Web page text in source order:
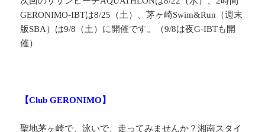
GERONIMO-IBTは8/25（土）、茅ヶ崎Swim&Run（週末
版SBA）は9/8（土）に開催です。（9/8は夜G-IBTも開
催）
【Club GERONIMO】
聖地茅ヶ崎で、泳いで、走ってみませんか？湘南スタイ